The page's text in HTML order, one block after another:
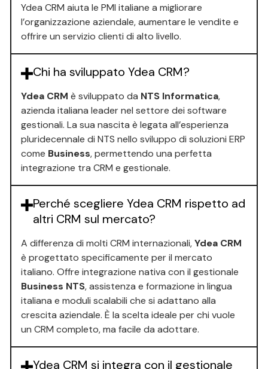
Ydea CRM aiuta le PMI italiane a migliorare
l’organizzazione aziendale, aumentare le vendite e
offrire un servizio clienti di alto livello.
Chi ha sviluppato Ydea CRM?
Ydea CRM è sviluppato da NTS Informatica,
azienda italiana leader nel settore dei software
gestionali. La sua nascita è legata all’esperienza
pluridecennale di NTS nello sviluppo di soluzioni ERP
come Business, permettendo una perfetta
integrazione tra CRM e gestionale.
Perché scegliere Ydea CRM rispetto ad
altri CRM sul mercato?
A differenza di molti CRM internazionali,Ydea CRM
è progettato specificamente per il mercato
italiano. Offre integrazione nativa con il gestionale
Business NTS, assistenza e formazione in lingua
italiana e moduli scalabili che si adattano alla
crescita aziendale. È la scelta ideale per chi vuole
un CRM completo, ma facile da adottare.
Ydea CRM si integra con il gestionale